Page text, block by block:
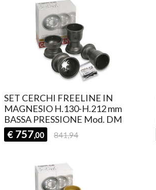
SET CERCHI FREELINE IN
MAGNESIO H.130-H.212 mm
BASSA PRESSIONE Mod. DM
€ 757,00 841,94